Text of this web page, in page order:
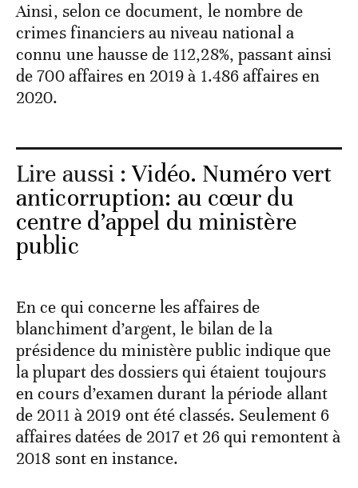
Ainsi, selon ce document, le nombre de
crimes financiers au niveau national a
connu une hausse de 112,28%, passant ainsi
de 700 affaires en 2019 à 1.486 affaires en
2020.
Lire aussi :Vidéo. Numéro vert
anticorruption: au cœur du
centre d’appel du ministère
public
En ce qui concerne les affaires de
blanchiment d’argent, le bilan de la
présidence du ministère public indique que
la plupart des dossiers qui étaient toujours
en cours d’examen durant la période allant
de 2011 à 2019 ont été classés. Seulement 6
affaires datées de 2017 et 26 qui remontent à
2018 sont en instance.